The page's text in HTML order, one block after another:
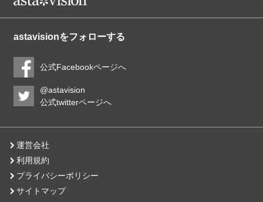
astavisionをフォローする
公式Facebookページへ
@astavision
公式twitterページへ
運営会社
利用規約
プライバシーポリシー
サイトマップ